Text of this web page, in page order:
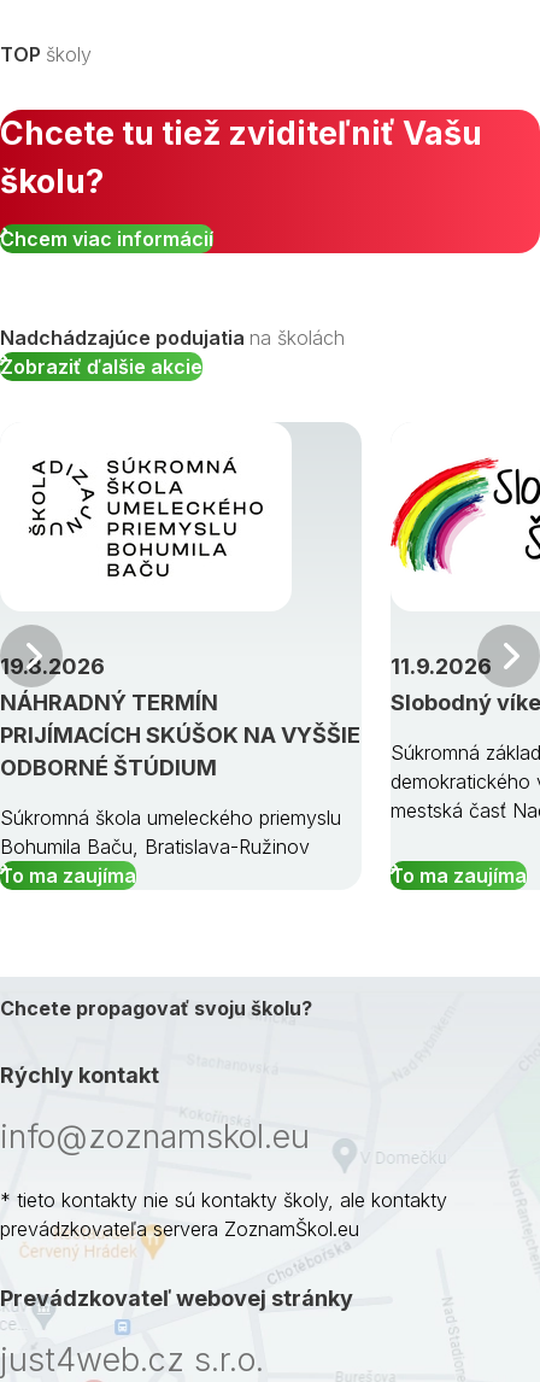
Zobraziť všetky študijné odbory »
TOP školy
Chcete tu tiež zviditeľniť Vašu
školu?
Chcem viac informácií
Nadchádzajúce podujatia na školách
Zobraziť ďalšie akcie
NÁHRADNÝ TERMÍN
PRIJÍMACÍCH SKÚŠOK NA VYŠŠIE
ODBORNÉ ŠTÚDIUM
19.8.2026
Súkromná škola umeleckého priemyslu
Bohumila Baču, Bratislava-Ružinov
To ma zaujíma
Slobodný
11.9.2026
Súkromná
demokratického
mestská časť
To ma zaujíma
Predchádzajúci
Chcete propagovať svoju školu?
Rýchly kontakt
info@zoznamskol.eu
* tieto kontakty nie sú kontakty školy, ale kontakty
prevádzkovateľa servera ZoznamŠkol.eu
Prevádzkovateľ webovej stránky
just4web.cz s.r.o.